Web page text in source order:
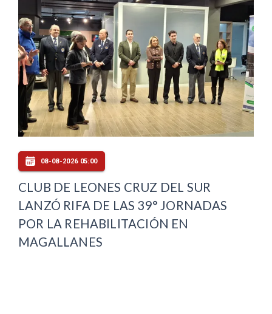
08-08-2026 05:00
CLUB DE LEONES CRUZ DEL SUR
LANZÓ RIFA DE LAS 39° JORNADAS
POR LA REHABILITACIÓN EN
MAGALLANES